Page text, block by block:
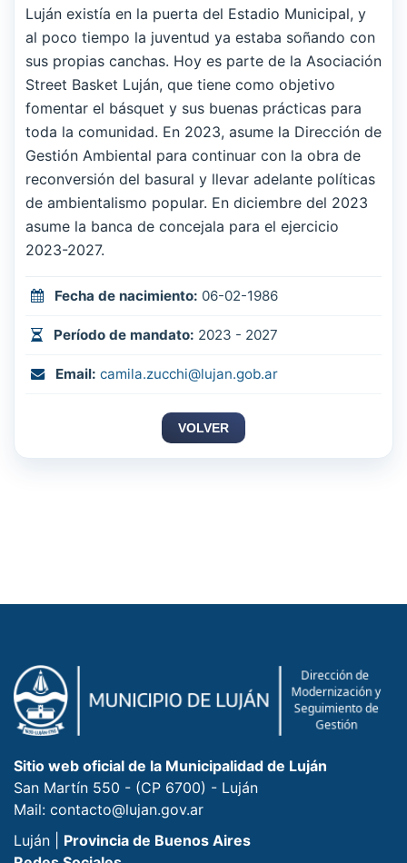
Luján existía en la puerta del Estadio Municipal, y
al poco tiempo la juventud ya estaba soñando con
sus propias canchas. Hoy es parte de la Asociación
Street Basket Luján, que tiene como objetivo
fomentar el básquet y sus buenas prácticas para
toda la comunidad. En 2023, asume la Dirección de
Gestión Ambiental para continuar con la obra de
reconversión del basural y llevar adelante políticas
de ambientalismo popular. En diciembre del 2023
asume la banca de concejala para el ejercicio
2023-2027.
Fecha de nacimiento: 06-02-1986
Período de mandato: 2023 - 2027
Email: camila.zucchi@lujan.gob.ar
VOLVER
Sitio web oficial de la Municipalidad de Luján
San Martín 550 - (CP 6700) - Luján
Mail: contacto@lujan.gov.ar
Luján | Provincia de Buenos Aires